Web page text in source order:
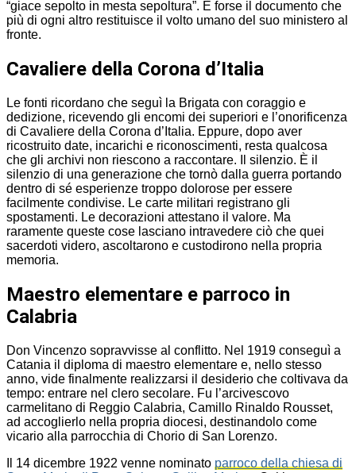
“giace sepolto in mesta sepoltura”. È forse il documento che
più di ogni altro restituisce il volto umano del suo ministero al
fronte.
Cavaliere della Corona d’Italia
Le fonti ricordano che seguì la Brigata con coraggio e
dedizione, ricevendo gli encomi dei superiori e l’onorificenza
di Cavaliere della Corona d’Italia. Eppure, dopo aver
ricostruito date, incarichi e riconoscimenti, resta qualcosa
che gli archivi non riescono a raccontare. Il silenzio. È il
silenzio di una generazione che tornò dalla guerra portando
dentro di sé esperienze troppo dolorose per essere
facilmente condivise. Le carte militari registrano gli
spostamenti. Le decorazioni attestano il valore. Ma
raramente queste cose lasciano intravedere ciò che quei
sacerdoti videro, ascoltarono e custodirono nella propria
memoria.
Maestro elementare e parroco in
Calabria
Don Vincenzo sopravvisse al conflitto. Nel 1919 conseguì a
Catania il diploma di maestro elementare e, nello stesso
anno, vide finalmente realizzarsi il desiderio che coltivava da
tempo: entrare nel clero secolare. Fu l’arcivescovo
carmelitano di Reggio Calabria, Camillo Rinaldo Rousset,
ad accoglierlo nella propria diocesi, destinandolo come
vicario alla parrocchia di Chorio di San Lorenzo.
Il 14 dicembre 1922 venne nominato parroco della chiesa di